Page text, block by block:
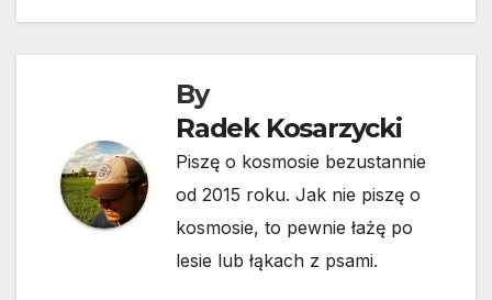
By
Radek Kosarzycki
Piszę o kosmosie bezustannie
od 2015 roku. Jak nie piszę o
kosmosie, to pewnie łażę po
lesie lub łąkach z psami.